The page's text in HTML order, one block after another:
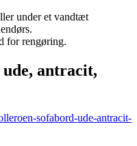
under et vandtæt
for rengøring.
antracit,
sofabord-ude-antracit-